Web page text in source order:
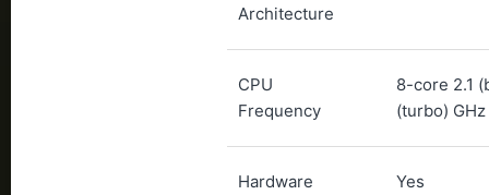
Architecture
CPU
Frequency
8-core 2.1
(turbo) GHz
Hardware
Yes